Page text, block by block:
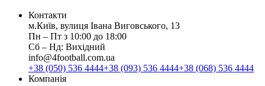
Контакти
м.Київ, вулиця Івана Виговського, 13
Пн ‒ Пт з 10:00 до 18:00
Сб ‒ Нд: Вихідний
info@4football.com.ua
+38 (050) 536 4444+38 (093) 536 4444+38 (068) 536 4444
Компанія